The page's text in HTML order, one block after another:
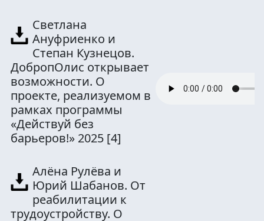
Светлана
Ануфриенко и
Степан Кузнецов.
ДобропОлис открывает
возможности. О
проекте, реализуемом в
рамках программы
«Действуй без
барьеров!» 2025 [4]
Алёна Рулёва и
Юрий Шабанов. От
реабилитации к
трудоустройству. О